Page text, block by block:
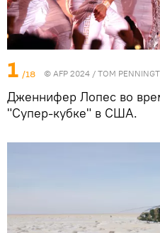
1 /18 © AFP 2024 / TOM
Дженнифер Лопес во
"Супер-кубке" в США.